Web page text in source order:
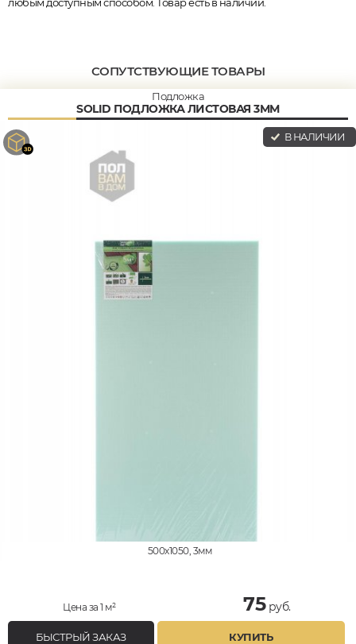
СОПУТСТВУЮЩИЕ ТОВАРЫ
Подложка
SOLID ПОДЛОЖКА ЛИСТОВАЯ 3ММ
В НАЛИЧИИ
500x1050, 3мм
Цена за 1 м² 75руб.
БЫСТРЫЙ ЗАКАЗ КУПИТЬ